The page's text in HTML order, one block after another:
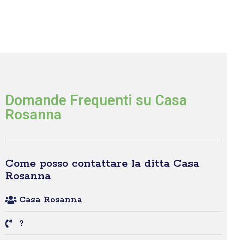
Domande Frequenti su Casa
Rosanna
Come posso contattare la ditta Casa
Rosanna
Casa Rosanna
?